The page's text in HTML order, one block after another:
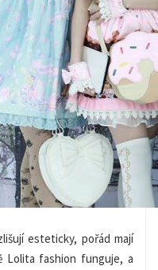
esteticky, pořád mají
Lolita fashion funguje, a